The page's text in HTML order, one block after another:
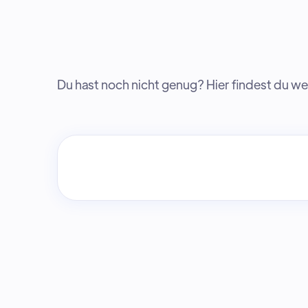
Du hast noch nicht genug? Hier findest du